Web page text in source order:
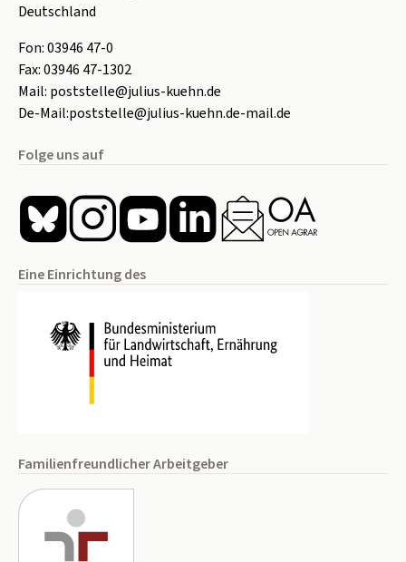
Deutschland
Fon:03946 47-0
Fax:03946 47-1302
Mail: poststelle@julius-kuehn.de
De-Mail:poststelle@julius-kuehn.de-mail.de
Folge uns auf
Eine Einrichtung des
Familienfreundlicher Arbeitgeber